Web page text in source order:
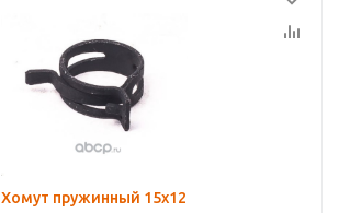
Хомут пружинный 15х12